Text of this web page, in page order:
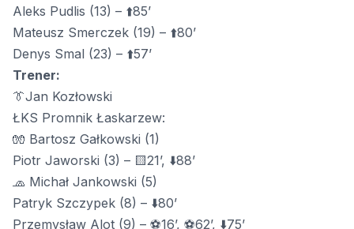
Aleks Pudlis (13) – ⬆️85’
Mateusz Smerczek (19) – ⬆️80’
Denys Smal (23) – ⬆️57’
Trener:
👔Jan Kozłowski
ŁKS Promnik Łaskarzew:
🧤 Bartosz Gałkowski (1)
Piotr Jaworski (3) – 🟨21’, ⬇️88’
🧢 Michał Jankowski (5)
Patryk Szczypek (8) – ⬇️80’
Przemysław Alot (9) – ⚽16’, ⚽62’, ⬇️75’